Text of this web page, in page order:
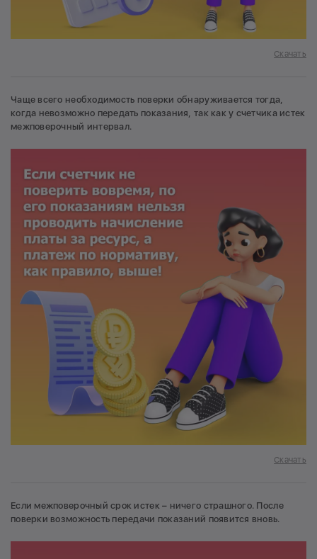
Скачать
Чаще всего необходимость поверки обнаруживается тогда,
когда невозможно передать показания, так как у счетчика истек
межповерочный интервал.
Скачать
Если межповерочный срок истек – ничего страшного. После
поверки возможность передачи показаний появится вновь.